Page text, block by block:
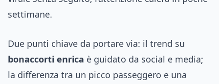
settimane.
Due punti chiave da portare via: il trend su
bonaccorti enrica è guidato da social e media;
la differenza tra un picco passeggero e una